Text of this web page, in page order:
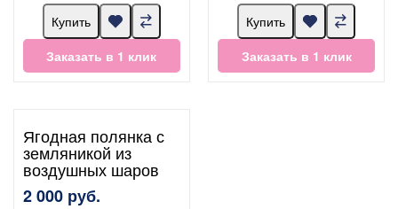
Купить
Заказать в 1 клик
Купить
Заказать в 1 клик
Ягодная полянка с
земляникой из
воздушных шаров
2 000 руб.